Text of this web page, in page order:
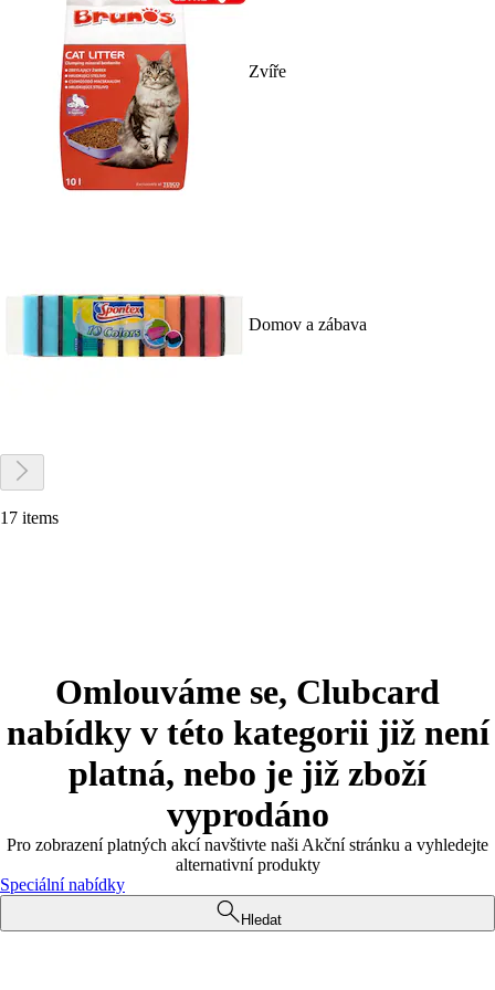
Zvíře
Domov a zábava
17 items
Omlouváme se, Clubcard
nabídky v této kategorii již není
platná, nebo je již zboží
vyprodáno
Pro zobrazení platných akcí navštivte naši Akční stránku a vyhledejte
alternativní produkty
Speciální nabídky
Hledat